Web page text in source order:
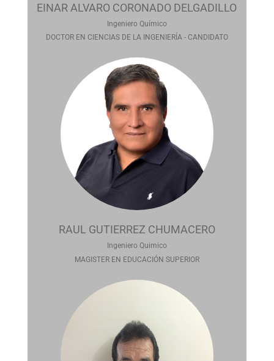
EINAR ALVARO CORONADO DELGADILLO
Ingeniero Químico
DOCTOR EN CIENCIAS DE LA INGENIERÍA - CANDIDATO
RAUL GUTIERREZ CHUMACERO
Ingeniero Quimico
MAGISTER EN EDUCACIÓN SUPERIOR